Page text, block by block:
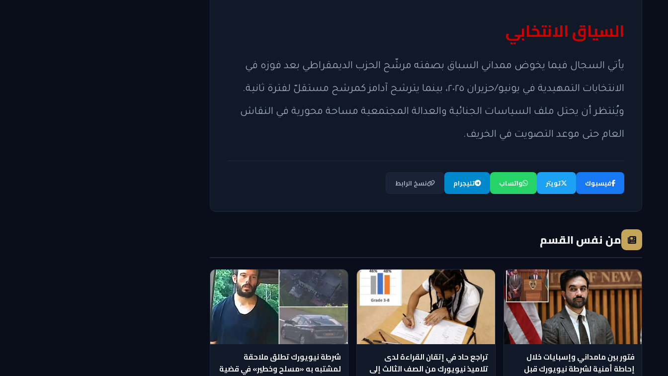
السياق الانتخابي
يأتي السجال فيما يخوض ممداني السباق بصفته مرشّح الحزب الديمقراطي بعد فوزه في
الانتخابات التمهيدية في يونيو/حزيران ٢٠٢٥، بينما يترشح آدامز كمرشح مستقلّ لفترة ثانية.
ويُنتظر أن يحتل ملف السياسات الجنائية والعدالة المجتمعية مساحة محورية في النقاش
العام حتى موعد التصويت في الخريف.
فيسبوك تويتر واتساب تليجرام نسخ الرابط
من نفس القسم
فتور بين مامداني وإسبايات خلال
إحاطة أمنية لشرطة نيويورك قبل
تراجع حاد في إتقان القراءة لدى
تلاميذ نيويورك من الصف الثالث إلى
شرطة نيويورك تطلق ملاحقة
لمشتبه به «مسلح وخطير» في قضية